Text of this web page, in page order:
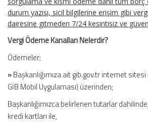
durum yazısı, sicil bilgilerine erişim gibi
dairesine gitmeden 7/24 kesintisiz ve
Vergi Ödeme Kanalları Nelerdir?
Ödemeler;
»Başkanlığımıza ait gib.gov.tr internet
GİB Mobil Uygulaması) üzerinden;
Başkanlığımızca belirlenen tutarlar
kredi kartları ile,